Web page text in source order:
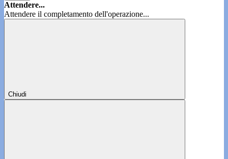
Attendere...
Attendere il completamento dell'operazione...
Chiudi